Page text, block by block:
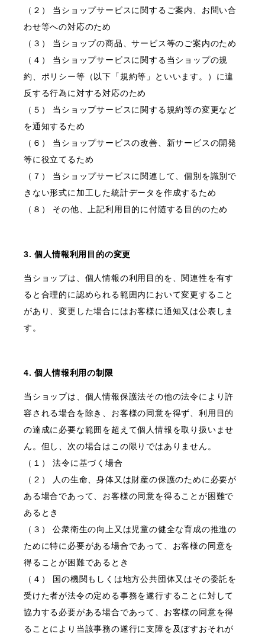
（２） 当ショップサービスに関するご案内、お問い合
わせ等への対応のため
（３） 当ショップの商品、サービス等のご案内のため
（４） 当ショップサービスに関する当ショップの規
約、ポリシー等（以下「規約等」といいます。）に違
反する行為に対する対応のため
（５） 当ショップサービスに関する規約等の変更など
を通知するため
（６） 当ショップサービスの改善、新サービスの開発
等に役立てるため
（７） 当ショップサービスに関連して、個別を識別で
きない形式に加工した統計データを作成するため
（８） その他、上記利用目的に付随する目的のため
3. 個人情報利用目的の変更
当ショップは、個人情報の利用目的を、関連性を有す
ると合理的に認められる範囲内において変更すること
があり、変更した場合にはお客様に通知又は公表しま
す。
4. 個人情報利用の制限
当ショップは、個人情報保護法その他の法令により許
容される場合を除き、お客様の同意を得ず、利用目的
の達成に必要な範囲を超えて個人情報を取り扱いませ
ん。但し、次の場合はこの限りではありません。
（１） 法令に基づく場合
（２） 人の生命、身体又は財産の保護のために必要が
ある場合であって、お客様の同意を得ることが困難で
あるとき
（３） 公衆衛生の向上又は児童の健全な育成の推進の
ために特に必要がある場合であって、お客様の同意を
得ることが困難であるとき
（４） 国の機関もしくは地方公共団体又はその委託を
受けた者が法令の定める事務を遂行することに対して
協力する必要がある場合であって、お客様の同意を得
ることにより当該事務の遂行に支障を及ぼすおそれが